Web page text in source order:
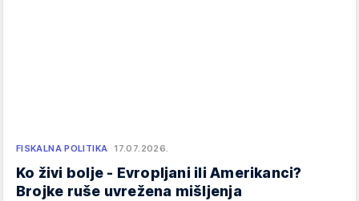
FISKALNA POLITIKA 17.07.2026.
Ko živi bolje - Evropljani ili Amerikanci?
Brojke ruše uvrežena mišljenja